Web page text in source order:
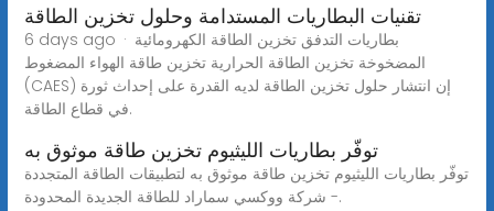
تقنيات البطاريات المستدامة وحلول تخزين الطاقة
6 days ago · بطاريات التدفق تخزين الطاقة الكهرومائية
المضخوخة تخزين الطاقة الحرارية تخزين طاقة الهواء المضغوط
(CAES) إن انتشار حلول تخزين الطاقة لديه القدرة على إحداث ثورة
في قطاع الطاقة.
توفّر بطاريات الليثيوم تخزين طاقة موثوق به
توفّر بطاريات الليثيوم تخزين طاقة موثوق به لتطبيقات الطاقة المتجددة
- شركة ووكسي سماراد للطاقة الجديدة المحدودة.